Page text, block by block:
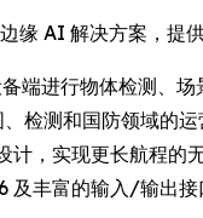
缘 AI 解决方案，提
备端进行物体检测、
检测和国防领域的
计，实现更长航程的
及丰富的输入/输出